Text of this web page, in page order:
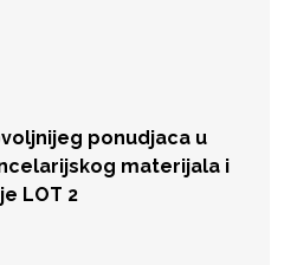
ponudjaca u
materijala i
LOT 2